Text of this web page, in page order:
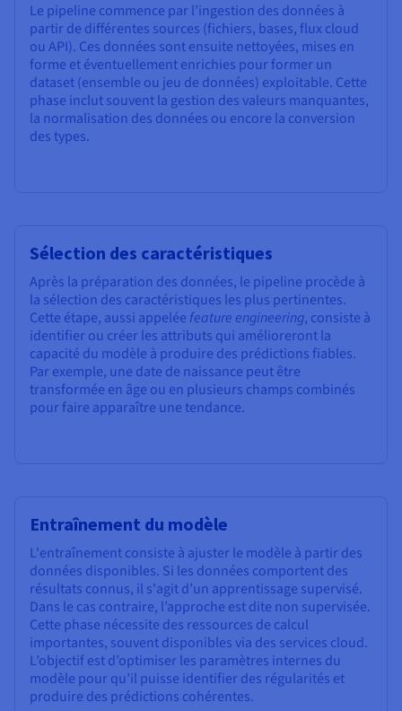
Le pipeline commence par l’ingestion des données à
partir de différentes sources (fichiers, bases, flux cloud
ou API). Ces données sont ensuite nettoyées, mises en
forme et éventuellement enrichies pour former un
dataset (ensemble ou jeu de données) exploitable. Cette
phase inclut souvent la gestion des valeurs manquantes,
la normalisation des données ou encore la conversion
des types.
Sélection des caractéristiques
Après la préparation des données, le pipeline procède à
la sélection des caractéristiques les plus pertinentes.
Cette étape, aussi appelée feature engineering, consiste à
identifier ou créer les attributs qui amélioreront la
capacité du modèle à produire des prédictions fiables.
Par exemple, une date de naissance peut être
transformée en âge ou en plusieurs champs combinés
pour faire apparaître une tendance.
Entraînement du modèle
L'entraînement consiste à ajuster le modèle à partir des
données disponibles. Si les données comportent des
résultats connus, il s'agit d’un apprentissage supervisé.
Dans le cas contraire, l’approche est dite non supervisée.
Cette phase nécessite des ressources de calcul
importantes, souvent disponibles via des services cloud.
L’objectif est d’optimiser les paramètres internes du
modèle pour qu’il puisse identifier des régularités et
produire des prédictions cohérentes.